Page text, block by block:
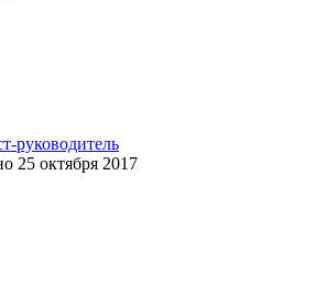
руководитель
25 октября 2017